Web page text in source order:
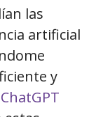
las
artificial
y
ChatGPT